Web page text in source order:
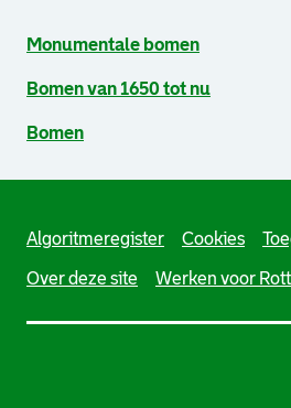
Monumentale bomen
Bomen van 1650 tot nu
Bomen
Algoritmeregister Cookies
Over deze site Werken voor